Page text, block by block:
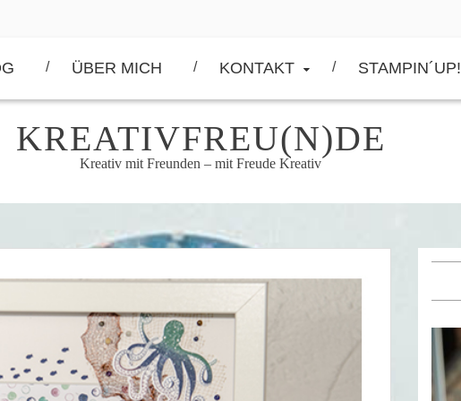
ÜBER MICH KONTAKT STAMPIN´UP!
KREATIVFREU(N)DE
Kreativ mit Freunden – mit Freude Kreativ